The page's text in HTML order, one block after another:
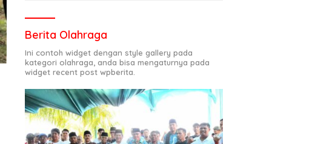
Berita Olahraga
Ini contoh widget dengan style gallery pada
kategori olahraga, anda bisa mengaturnya pada
widget recent post wpberita.